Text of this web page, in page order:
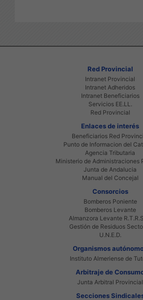
Red Provincial
Intranet Provincial
Intranet Adheridos
Intranet Beneficiarios
Servicios EE.LL.
Red Provincial
Enlaces de interés
Beneficiarios Red
Punto de Informacion del
Agencia Tributaria
Ministerio de Administraciones
Junta de Andalucia
Manual del Concejal
Consorcios
Bomberos Poniente
Bomberos Levante
Almanzora Levante
Gestión de Residuos
U.N.E.D.
Organismos
Instituto Almeriense de
Arbitraje de
Junta Arbitral Provincial
Secciones